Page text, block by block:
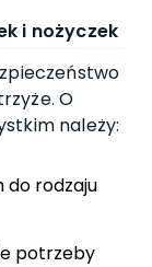
i nożyczek
O
należy:
do rodzaju
potrzeby